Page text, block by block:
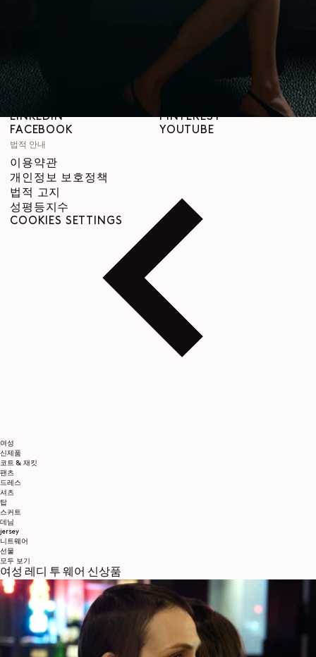
여성
신제품
코트 & 재킷
팬츠
드레스
셔츠
탑
스커트
데님
jersey
니트웨어
선물
모두 보기
여성 레디 투 웨어 신상품
SNS
INSTAGRAM
LINKEDIN
FACEBOOK
PINTEREST
YOUTUBE
법적 안내
이용약관
개인정보 보호정책
법적 고지
성평등지수
COOKIES SETTINGS